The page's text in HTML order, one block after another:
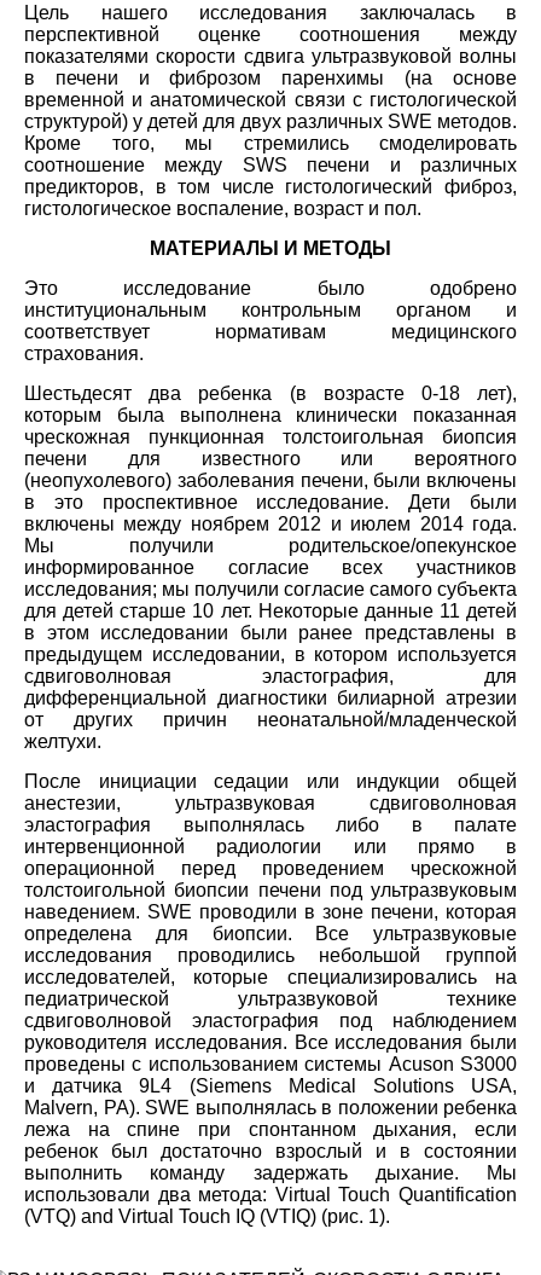
Цель нашего исследования заключалась в
перспективной оценке соотношения между
показателями скорости сдвига ультразвуковой волны
в печени и фиброзом паренхимы (на основе
временной и анатомической связи с гистологической
структурой) у детей для двух различных SWE методов.
Кроме того, мы стремились смоделировать
соотношение между SWS печени и различных
предикторов, в том числе гистологический фиброз,
гистологическое воспаление, возраст и пол.
МАТЕРИАЛЫ И МЕТОДЫ
Это исследование было одобрено
институциональным контрольным органом и
соответствует нормативам медицинского
страхования.
Шестьдесят два ребенка (в возрасте 0-18 лет),
которым была выполнена клинически показанная
чрескожная пункционная толстоигольная биопсия
печени для известного или вероятного
(неопухолевого) заболевания печени, были включены
в это проспективное исследование. Дети были
включены между ноябрем 2012 и июлем 2014 года.
Мы получили родительское/опекунское
информированное согласие всех участников
исследования; мы получили согласие самого субъекта
для детей старше 10 лет. Некоторые данные 11 детей
в этом исследовании были ранее представлены в
предыдущем исследовании, в котором используется
сдвиговолновая эластография, для
дифференциальной диагностики билиарной атрезии
от других причин неонатальной/младенческой
желтухи.
После инициации седации или индукции общей
анестезии, ультразвуковая сдвиговолновая
эластография выполнялась либо в палате
интервенционной радиологии или прямо в
операционной перед проведением чрескожной
толстоигольной биопсии печени под ультразвуковым
наведением. SWE проводили в зоне печени, которая
определена для биопсии. Все ультразвуковые
исследования проводились небольшой группой
исследователей, которые специализировались на
педиатрической ультразвуковой технике
сдвиговолновой эластография под наблюдением
руководителя исследования. Все исследования были
проведены с использованием системы Acuson S3000
и датчика 9L4 (Siemens Medical Solutions USA,
Malvern, PA). SWE выполнялась в положении ребенка
лежа на спине при спонтанном дыхания, если
ребенок был достаточно взрослый и в состоянии
выполнить команду задержать дыхание. Мы
использовали два метода: Virtual Touch Quantification
(VTQ) and Virtual Touch IQ (VTIQ) (рис. 1).